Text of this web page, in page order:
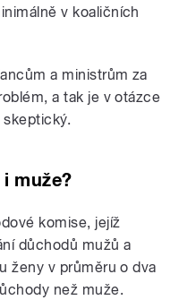
v koaličních
a ministrům za
a tak je v otázce
muže?
komise, jejíž
důchodů mužů a
ženy v průměru o dva
než muže.